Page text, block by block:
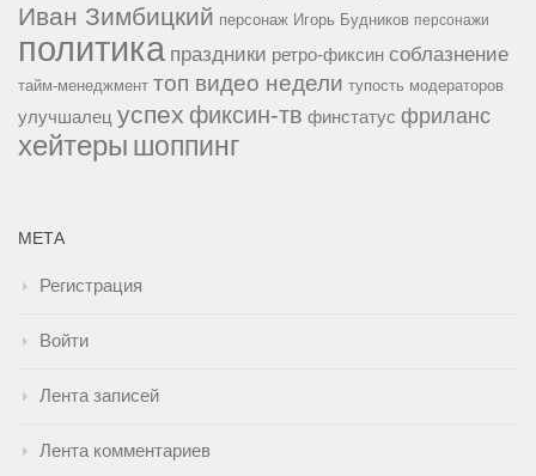
Иван Зимбицкий персонаж Игорь Будников персонажи
политика праздники ретро-фиксин соблазнение
тайм-менеджмент топ видео недели тупость модераторов
улучшалец успех фиксин-тв финстатус фриланс
хейтеры шоппинг
МЕТА
Регистрация
Войти
Лента записей
Лента комментариев